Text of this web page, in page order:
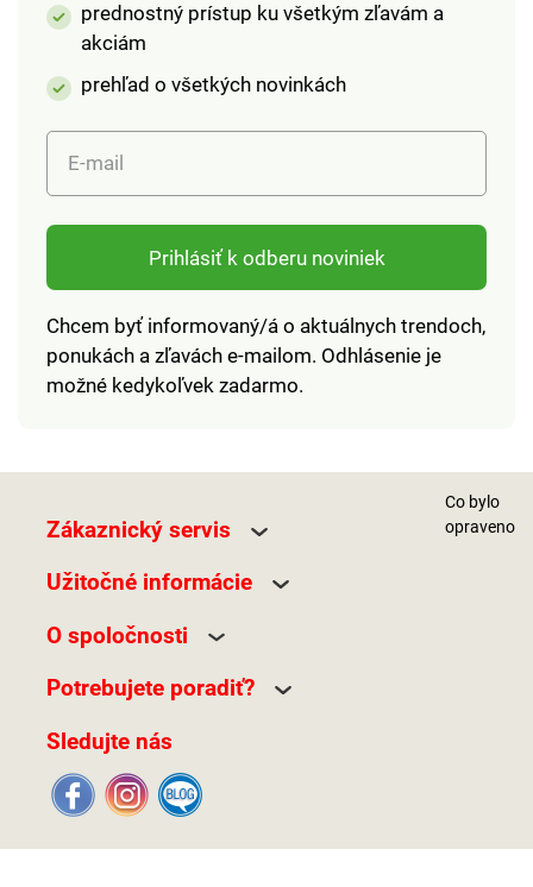
prednostný prístup ku všetkým zľavám a
akciám
prehľad o všetkých novinkách
E-mail
Prihlásiť k odberu noviniek
Chcem byť informovaný/á o aktuálnych trendoch,
ponukách a zľavách e-mailom. Odhlásenie je
možné kedykoľvek zadarmo.
Zákaznický servis
Užitočné informácie
O spoločnosti
Potrebujete poradiť?
Sledujte nás
Co bylo
opraveno